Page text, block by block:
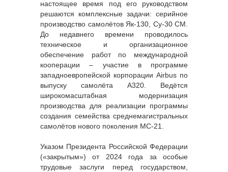
настоящее время под его руководством
решаются комплексные задачи: серийное
производство самолётов Як-130, Су-30 СМ.
До недавнего времени проводилось
техническое и организационное
обеспечение работ по международной
кооперации – участие в программе
западноевропейской корпорации Airbus по
выпуску самолёта А320. Ведётся
широкомасштабная модернизация
производства для реализации программы
создания семейства среднемагистральных
самолётов нового поколения МС-21.
Указом Президента Российской Федерации
(«закрытым») от 2024 года за особые
трудовые заслуги перед государством,